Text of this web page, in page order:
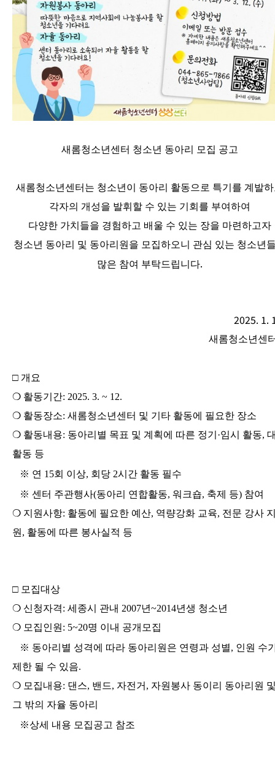
새롬청소년센터 청소년 동아리 모집 공고
새롬청소년센터는 청소년이 동아리 활동으로 특기를 계발
각자의 개성을 발휘할 수 있는 기회를 부여하여
다양한 가치들을 경험하고 배울 수 있는 장을 마련하고자
청소년 동아리 및 동아리원을 모집하오니 관심 있는 청소년
많은 참여 부탁드립니다.
2025. 1.
새롬청소년센
□ 개요
❍ 활동기간: 2025. 3. ~ 12.
❍ 활동장소: 새롬청소년센터 및 기타 활동에 필요한 장소
❍ 활동내용: 동아리별 목표 및 계획에 따른 정기 ·임시 활동,
활동 등
※ 연 15회 이상, 회당 2시간 활동 필수
※ 센터 주관행사(동아리 연합활동, 워크숍, 축제 등) 참여
❍ 지원사항: 활동에 필요한 예산, 역량강화 교육, 전문 강사
원 , 활동에 따른 봉사실적 등
□ 모집대상
❍ 신청자격: 세종시 관내 2007년~2014년생 청소년
❍ 모집인원 : 5~20명 이내 공개모집
※ 동아리별 성격에 따라 동아리원은 연령과 성별, 인원 수
제한 될 수 있음.
❍ 모집내용: 댄스, 밴드, 자전거 , 자원봉사 동이리 동아리원
그 밖의 자율 동아리
※상세 내용 모집공고 참조